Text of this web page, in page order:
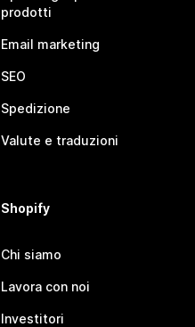
prodotti
Email marketing
SEO
Spedizione
Valute e traduzioni
Shopify
Chi siamo
Lavora con noi
Investitori